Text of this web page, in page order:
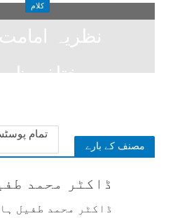
کلام
نظریہ
مختلف
مصنف کے بارے
تمام
ڈاکٹر محمد
ڈاکٹر محمد طفیل